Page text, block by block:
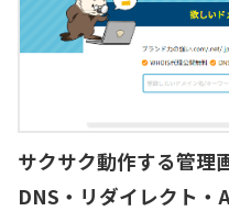
サクサク動作する管理
DNS・リダイレクト・